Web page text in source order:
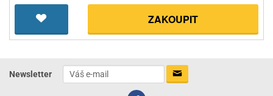
ZAKOUPIT
Newsletter